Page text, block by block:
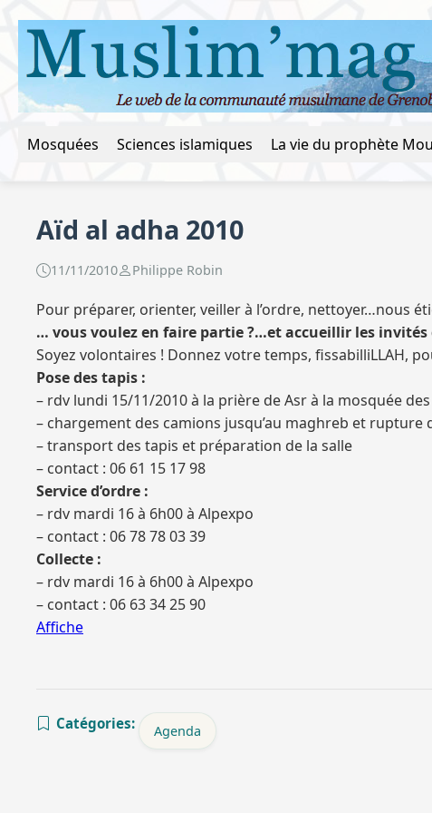
Mosquées Sciences islamiques
Aïd al adha 2010
11/11/2010 Philippe Robin
Pour préparer, orienter, veiller à l’ordre, nettoyer…nous
… vous voulez en faire partie ?…et accueillir les invités
Soyez volontaires ! Donnez votre temps, fissabilliLLAH,
Pose des tapis :
– rdv lundi 15/11/2010 à la prière de Asr à la mosquée
– chargement des camions jusqu’au maghreb et rupture
– transport des tapis et préparation de la salle
– contact : 06 61 15 17 98
Service d’ordre :
– rdv mardi 16 à 6h00 à Alpexpo
– contact : 06 78 78 03 39
Collecte :
– rdv mardi 16 à 6h00 à Alpexpo
– contact : 06 63 34 25 90
Affiche
Catégories: Agenda